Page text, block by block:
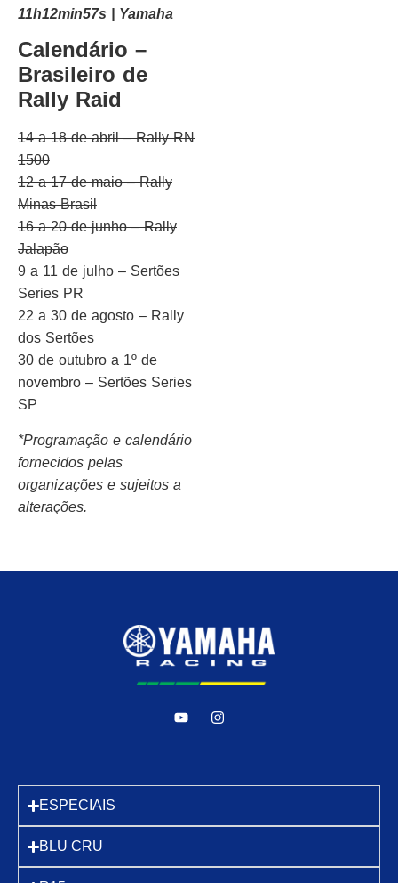
11h12min57s | Yamaha
Calendário –
Brasileiro de
Rally Raid
14 a 18 de abril – Rally RN
1500
12 a 17 de maio – Rally
Minas Brasil
16 a 20 de junho – Rally
Jalapão
9 a 11 de julho – Sertões
Series PR
22 a 30 de agosto – Rally
dos Sertões
30 de outubro a 1º de
novembro – Sertões Series
SP
*Programação e calendário
fornecidos pelas
organizações e sujeitos a
alterações.
ESPECIAIS
BLU CRU